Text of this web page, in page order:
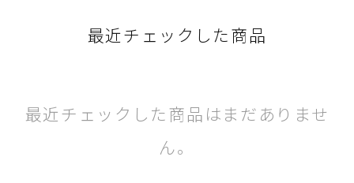
最近チェックした商品
最近チェックした商品はまだありませ
ん。